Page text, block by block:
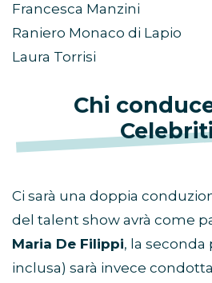
Francesca Manzini
Raniero Monaco di Lapio
Laura Torrisi
Chi
Ci sarà una doppia
del talent show avrà come
Maria De Filippi, la seconda
inclusa) sarà invece